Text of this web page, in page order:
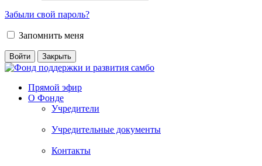
Забыли свой пароль?
Запомнить меня
Прямой эфир
О Фонде
Учредители
Учредительные документы
Контакты